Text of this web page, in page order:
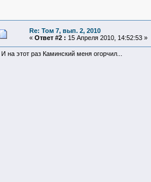
Re: Том 7, вып. 2, 2010
« Ответ #2 : 15 Апреля 2010, 14:52:53 »
И на этот раз Каминский меня огорчил...